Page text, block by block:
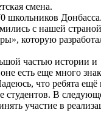
смена.
школьников
с нашей
которую
частью истории и
есть еще много
что ребята ещё
студентов. В
участие в